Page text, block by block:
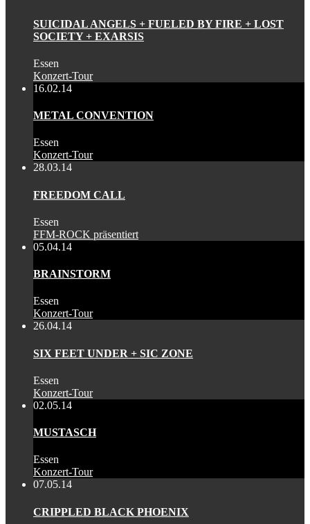
SUICIDAL ANGELS + FUELED BY FIRE + LOST
SOCIETY + EXARSIS
Essen
Konzert-Tour
16.02.14
METAL CONVENTION
Essen
Konzert-Tour
28.03.14
FREEDOM CALL
Essen
FFM-ROCK präsentiert
05.04.14
BRAINSTORM
Essen
Konzert-Tour
26.04.14
SIX FEET UNDER + SIC ZONE
Essen
Konzert-Tour
02.05.14
MUSTASCH
Essen
Konzert-Tour
07.05.14
CRIPPLED BLACK PHOENIX